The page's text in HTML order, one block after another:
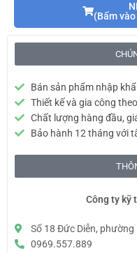
(Bấm
Bán sản phẩm nhập
Thiết kế và gia công
Chất lượng hàng đầu,
Bảo hành 12 tháng với
Công ty kỹ
Số 18 Đức Diễn, phường
0969.557.889